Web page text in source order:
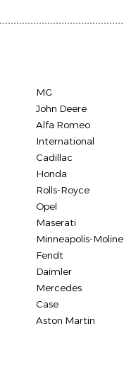
MG
John Deere
Alfa Romeo
International
Cadillac
Honda
Rolls-Royce
Opel
Maserati
Minneapolis-Moline
Fendt
Daimler
Mercedes
Case
Aston Martin